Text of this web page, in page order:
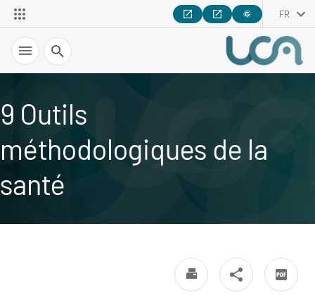
FR
Recherche
9 Outils
méthodologiques de la
santé